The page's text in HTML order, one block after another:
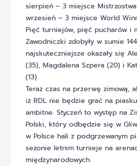
sierpień – 3 miejsce
wrzesień – 3 miejsce World
Pięć turniejów, pięć pucharów i
Zawodniczki zdobyły w sumie
najskuteczniejsze okazały się
(35), Magdalena Szpera (20) i
(13).
Teraz czas na przerwę zimową,
iż RDL nie będzie grać na
ambitne. Styczeń to występ na
Polski, który odbędzie się w
w Polsce hali z podgrzewanym
sezonie letnim turnieje na
międzynarodowych.